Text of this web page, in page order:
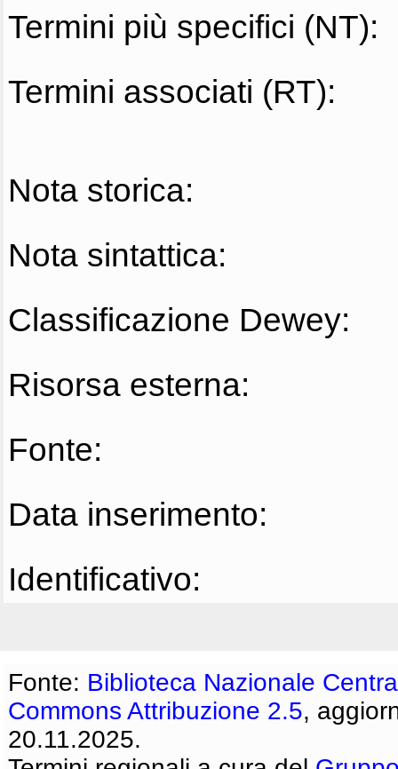
Termini più specifici (NT):
Termini associati (RT):
Nota storica:
Nota sintattica:
Classificazione Dewey:
Risorsa esterna:
Fonte:
Data inserimento:
Identificativo:
Fonte: Biblioteca Nazionale
Commons Attribuzione 2.5,
20.11.2025.